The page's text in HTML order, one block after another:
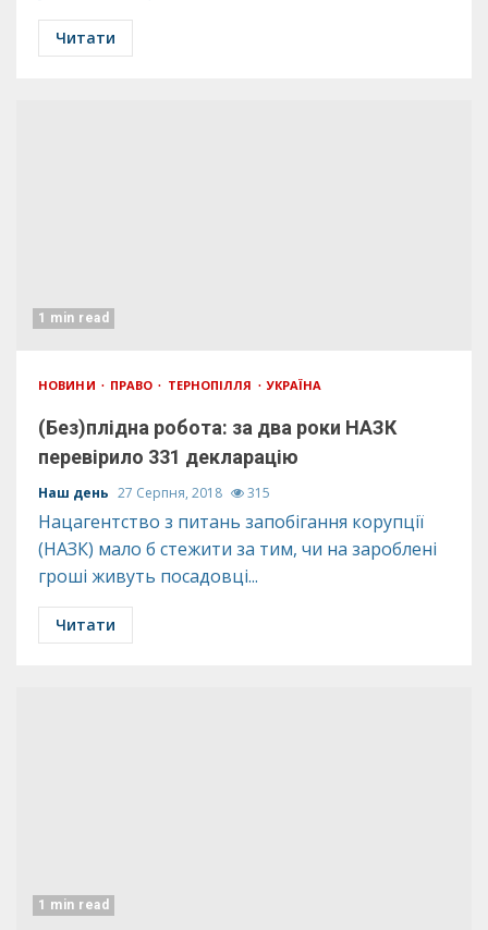
Читати
1 min read
НОВИНИ ПРАВО ТЕРНОПІЛЛЯ УКРАЇНА
(Без)плідна робота: за два роки НАЗК
перевірило 331 декларацію
Наш день 27 Серпня, 2018 315
Нацагентство з питань запобігання корупції
(НАЗК) мало б стежити за тим, чи на зароблені
гроші живуть посадовці...
Читати
1 min read